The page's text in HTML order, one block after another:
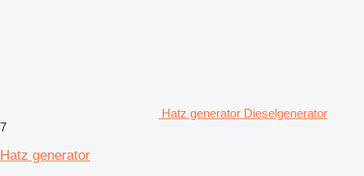
Hatz generator Dieselgenerator
7
Hatz generator